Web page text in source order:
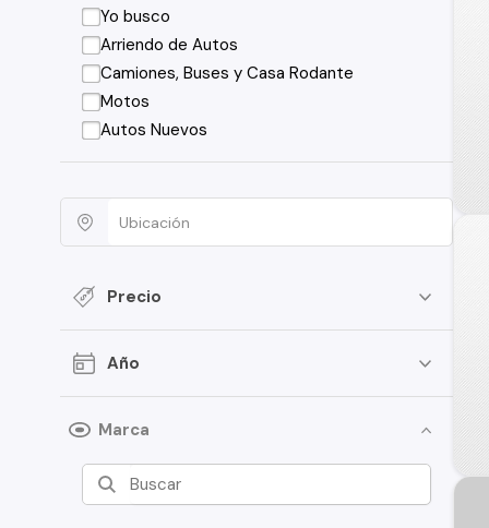
Yo busco
Arriendo de Autos
Camiones, Buses y Casa Rodante
Motos
Autos Nuevos
Precio
Año
Marca